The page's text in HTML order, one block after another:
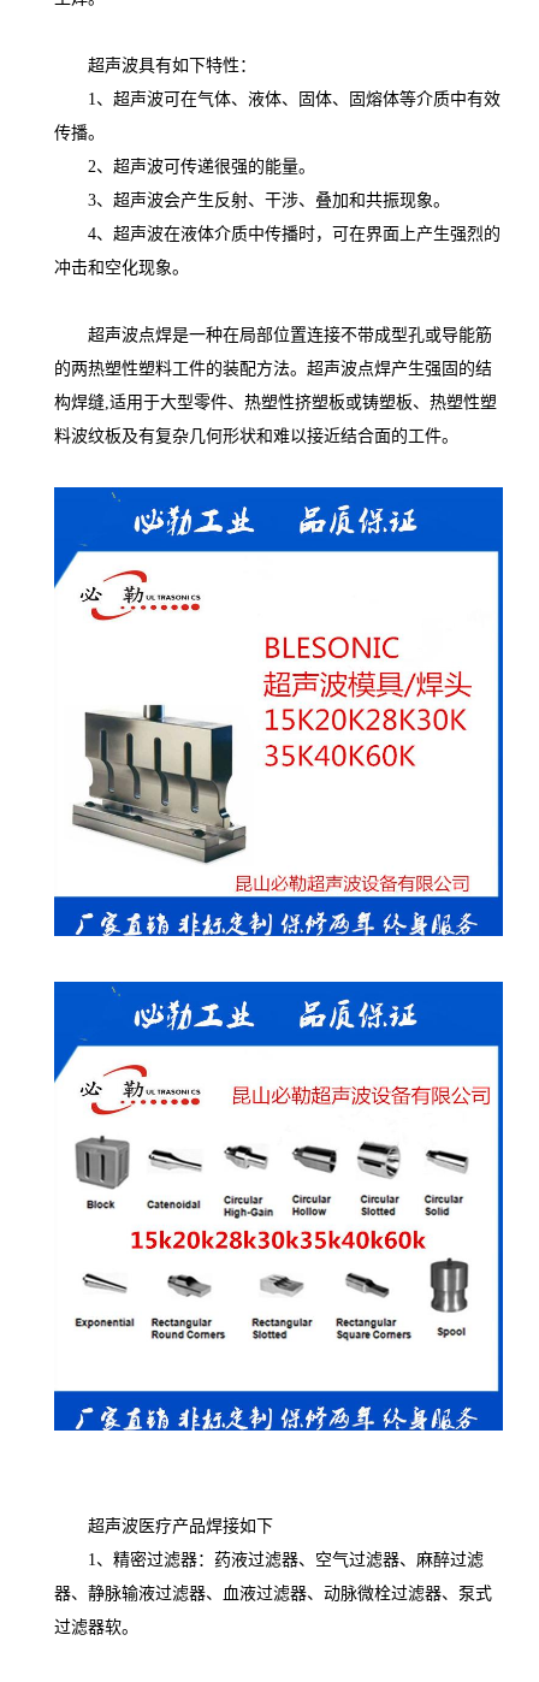
超声波具有如下特性：
1、超声波可在气体、液体、固体、固熔体等介质中有效
传播。
2、超声波可传递很强的能量。
3、超声波会产生反射、干涉、叠加和共振现象。
4、超声波在液体介质中传播时，可在界面上产生强烈的
冲击和空化现象。
超声波点焊是一种在局部位置连接不带成型孔或导能筋
的两热塑性塑料工件的装配方法。超声波点焊产生强固的结
构焊缝,适用于大型零件、热塑性挤塑板或铸塑板、热塑性塑
料波纹板及有复杂几何形状和难以接近结合面的工件。
超声波医疗产品焊接如下
1、精密过滤器：药液过滤器、空气过滤器、麻醉过滤
器、静脉输液过滤器、血液过滤器、动脉微栓过滤器、泵式
过滤器软。